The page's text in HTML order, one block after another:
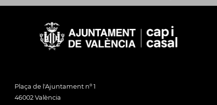
Plaça de l'Ajuntament nº 1
46002 València